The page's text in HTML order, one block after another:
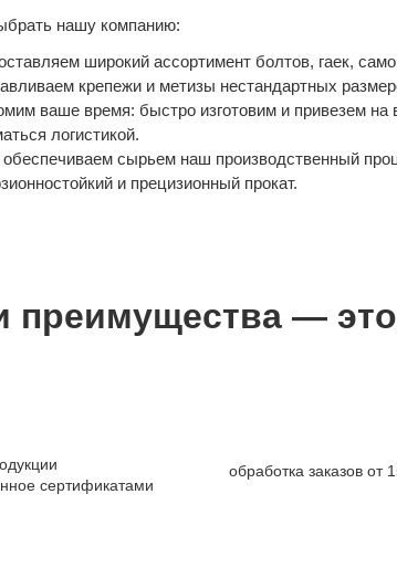
нашу компанию:
широкий ассортимент болтов, гаек,
крепежи и метизы нестандартных
ваше время: быстро изготовим и привезем
логистикой.
сырьем наш производственный
и прецизионный прокат.
преимущества —
сертификатами
обработка заказов от